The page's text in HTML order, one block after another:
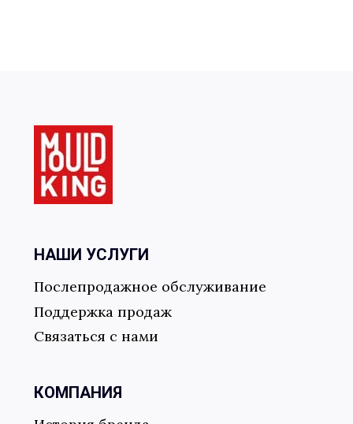
НАШИ УСЛУГИ
Послепродажное обслуживание
Поддержка продаж
Связаться с нами
КОМПАНИЯ